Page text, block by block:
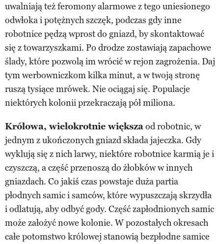
uwalniają też feromony alarmowe z tego uniesionego
odwłoka i potężnych szczęk, podczas gdy inne
robotnice pędzą wprost do gniazd, by skontaktować
się z towarzyszkami. Po drodze zostawiają zapachowe
ślady, które pozwolą im wrócić w rejon zagrożenia. Daj
tym werbowniczkom kilka minut, a w twoją stronę
ruszą tysiące mrówek. Nie ociągaj się. Populacje
niektórych kolonii przekraczają pół miliona.
Królowa, wielokrotnie większaod robotnic, w
jednym z ukończonych gniazd składa jajeczka. Gdy
wyklują się z nich larwy, niektóre robotnice karmią je i
czyszczą, a część przenoszą do żłobków w innych
gniazdach. Co jakiś czas powstaje duża partia
płodnych samic i samców, które wypuszczają skrzydła
i odlatują, aby odbyć gody. Część zapłodnionych samic
może założyć nowe kolonie. W pozostałych okresach
całe potomstwo królowej stanowią bezpłodne samice